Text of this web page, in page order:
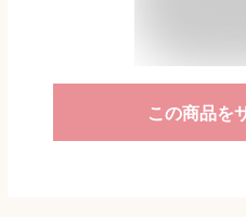
この商品を